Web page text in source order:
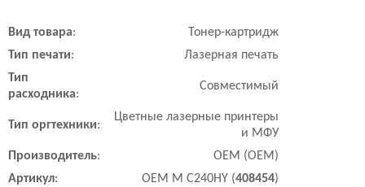
Вид товара:
Тонер-картридж
Тип печати:
Лазерная печать
Тип
расходника:
Совместимый
Тип оргтехники:
Цветные лазерные принтеры
и МФУ
Производитель:
OEM (ОЕМ)
Артикул: OEM M C240HY (408454)